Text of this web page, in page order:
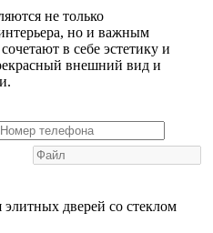
не только
но и важным
в себе эстетику и
внешний вид и
дверей со стеклом